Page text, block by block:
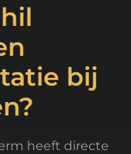
bij
heeft directe